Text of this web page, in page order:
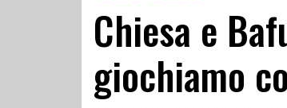
Chiesa e
giochiamo